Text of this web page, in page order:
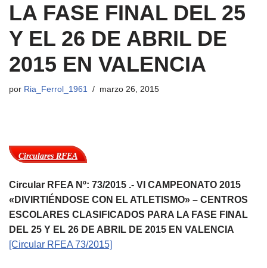
LA FASE FINAL DEL 25
Y EL 26 DE ABRIL DE
2015 EN VALENCIA
por Ria_Ferrol_1961 marzo 26, 2015
Circulares RFEA
Circular RFEA Nº: 73/2015 .- VI CAMPEONATO 2015
«DIVIRTIÉNDOSE CON EL ATLETISMO» – CENTROS
ESCOLARES CLASIFICADOS PARA LA FASE FINAL
DEL 25 Y EL 26 DE ABRIL DE 2015 EN VALENCIA
[Circular RFEA 73/2015]